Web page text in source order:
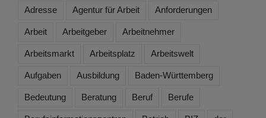
Adresse Agentur für Arbeit Anforderungen
Arbeit Arbeitgeber Arbeitnehmer
Arbeitsmarkt Arbeitsplatz Arbeitswelt
Aufgaben Ausbildung Baden-Württemberg
Bedeutung Beratung Beruf Berufe